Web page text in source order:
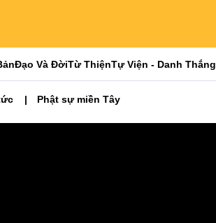
Đạo Và ĐờiTừ ThiệnTự Viện - Danh Thắng
Phật sự miền Tây